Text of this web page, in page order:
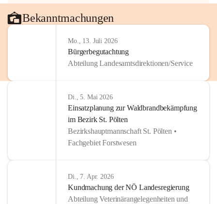
Bekanntmachungen
Mo., 13. Juli 2026
Bürgerbegutachtung
Abteilung Landesamtsdirektionen/Service
Di., 5. Mai 2026
Einsatzplanung zur Waldbrandbekämpfung
im Bezirk St. Pölten
Bezirkshauptmannschaft St. Pölten •
Fachgebiet Forstwesen
Di., 7. Apr. 2026
Kundmachung der NÖ Landesregierung
Abteilung Veterinärangelegenheiten und